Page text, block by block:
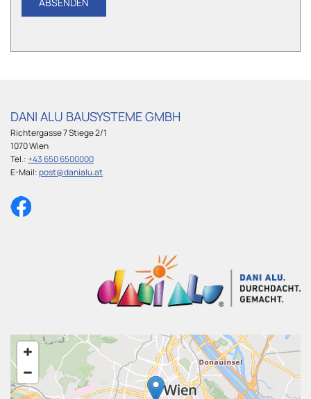
DANI ALU BAUSYSTEME GMBH
Richtergasse 7 Stiege 2/1
1070 Wien
Tel.:+43 650 6500000
E-Mail:post@danialu.at